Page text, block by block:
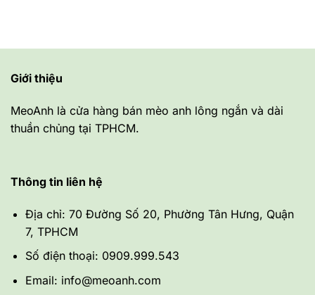
Giới thiệu
MeoAnh là cửa hàng bán mèo anh lông ngắn và dài
thuần chủng tại TPHCM.
Thông tin liên hệ
Địa chỉ: 70 Đường Số 20, Phường Tân Hưng, Quận
7, TPHCM
Số điện thoại: 0909.999.543
Email: info@meoanh.com